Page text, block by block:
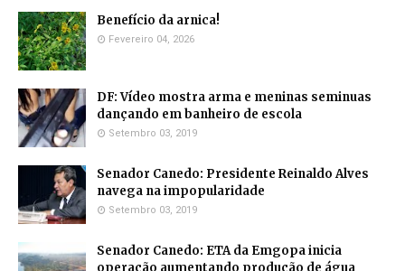
Benefício da arnica!
Fevereiro 04, 2026
DF: Vídeo mostra arma e meninas seminuas
dançando em banheiro de escola
Setembro 03, 2019
Senador Canedo: Presidente Reinaldo Alves
navega na impopularidade
Setembro 03, 2019
Senador Canedo: ETA da Emgopa inicia
operação aumentando produção de água